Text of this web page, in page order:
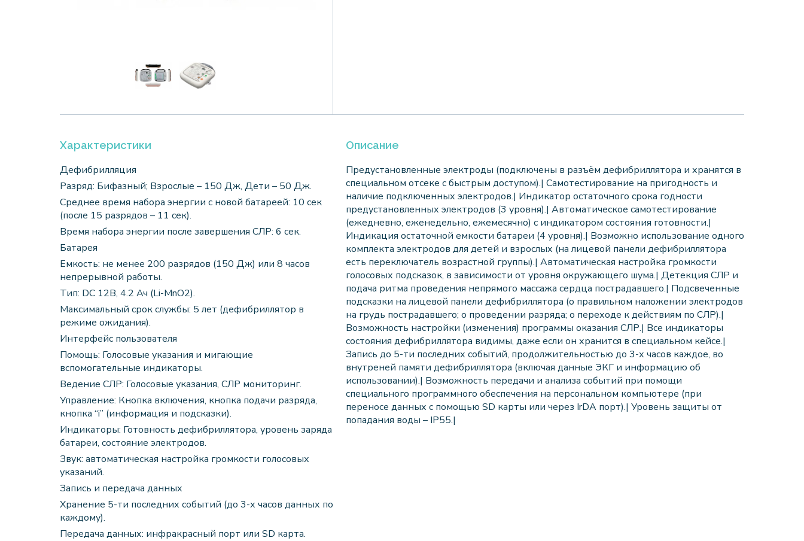
Характеристики
Дефибрилляция
Разряд: Бифазный; Взрослые – 150 Дж, Дети – 50 Дж.
Среднее время набора энергии с новой батареей: 10 сек
(после 15 разрядов – 11 сек).
Время набора энергии после завершения СЛР: 6 сек.
Батарея
Емкость: не менее 200 разрядов (150 Дж) или 8 часов
непрерывной работы.
Тип: DC 12В, 4.2 Ач (Li-MnO2).
Максимальный срок службы: 5 лет (дефибриллятор в
режиме ожидания).
Интерфейс пользователя
Помощь: Голосовые указания и мигающие
вспомогательные индикаторы.
Ведение СЛР: Голосовые указания, СЛР мониторинг.
Управление: Кнопка включения, кнопка подачи разряда,
кнопка “i” (информация и подсказки).
Индикаторы: Готовность дефибриллятора, уровень заряда
батареи, состояние электродов.
Звук: автоматическая настройка громкости голосовых
указаний.
Запись и передача данных
Хранение 5-ти последних событий (до 3-х часов данных по
каждому).
Передача данных: инфракрасный порт или SD карта.
Описание
Предустановленные электроды (подключены в разъём дефибриллятора и хранятся в
специальном отсеке с быстрым доступом).| Самотестирование на пригодность и
наличие подключенных электродов.| Индикатор остаточного срока годности
предустановленных электродов (3 уровня).| Автоматическое самотестирование
(ежедневно, еженедельно, ежемесячно) с индикатором состояния готовности.|
Индикация остаточной емкости батареи (4 уровня).| Возможно использование одного
комплекта электродов для детей и взрослых (на лицевой панели дефибриллятора
есть переключатель возрастной группы).| Автоматическая настройка громкости
голосовых подсказок, в зависимости от уровня окружающего шума.| Детекция СЛР и
подача ритма проведения непрямого массажа сердца пострадавшего.| Подсвеченные
подсказки на лицевой панели дефибриллятора (о правильном наложении электродов
на грудь пострадавшего; о проведении разряда; о переходе к действиям по СЛР).|
Возможность настройки (изменения) программы оказания СЛР.| Все индикаторы
состояния дефибриллятора видимы, даже если он хранится в специальном кейсе.|
Запись до 5-ти последних событий, продолжительностью до 3-х часов каждое, во
внутреней памяти дефибриллятора (включая данные ЭКГ и информацию об
использовании).| Возможность передачи и анализа событий при помощи
специального программного обеспечения на персональном компьютере (при
переносе данных с помощью SD карты или через IrDA порт).| Уровень защиты от
попадания воды – IP55.|